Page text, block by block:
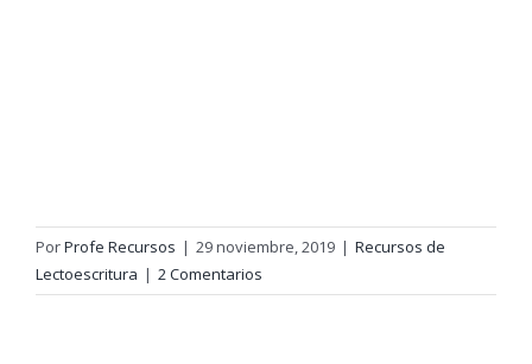
PorProfe Recursos | 29 noviembre, 2019 | Recursos de
Lectoescritura | 2 Comentarios